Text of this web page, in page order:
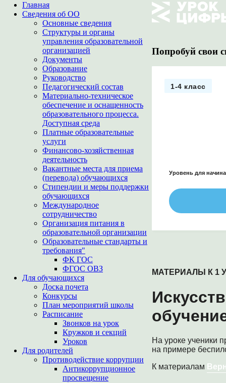
Главная
Сведения об ОО
Основные сведения
Структуры и органы
управления образовательной
организацией
Документы
Образование
Руководство
Педагогический состав
Материально-техническое
обеспечение и оснащенность
образовательного процесса.
Доступная среда
Платные образовательные
услуги
Финансово-хозяйственная
деятельность
Вакантные места для приема
(перевода) обучающихся
Стипендии и меры поддержки
обучающихся
Международное
сотрудничество
Организация питания в
образовательной организации
Образовательные стандарты и
требования"
ФК ГОС
ФГОС ОВЗ
Для обучающихся
Доска почета
Конкурсы
План мероприятий школы
Расписание
Звонков на урок
Кружков и секций
Уроков
Для родителей
Противодействие коррупции
Антикоррупционное
просвещение
Попробуй свои
1-4 класс
Уровень для
МАТЕРИАЛЫ К 1
На уроке ученики
на примере
К материалам